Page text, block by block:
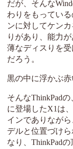
だが、そんな
わりをもっている
ンに対してケン
りがあり、能力
薄なディスりを
だろう。
黒の中に浮かぶ赤
そんなThinkPad
に登場したX1は
インでありなが
デルと位置づけら
なり、ThinkPad